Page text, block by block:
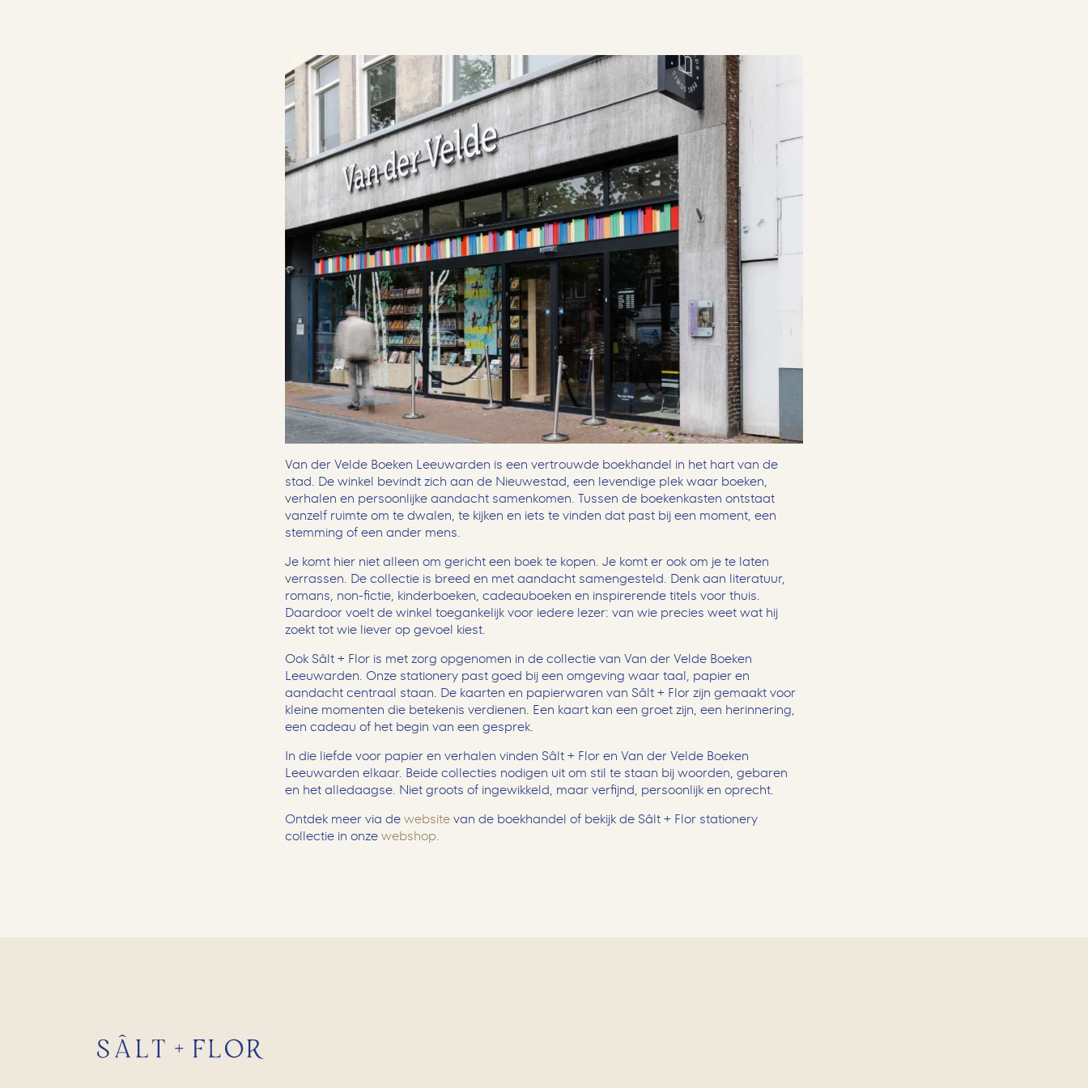
Van der Velde Boeken Leeuwarden is een vertrouwde boekhandel in het hart van de
stad. De winkel bevindt zich aan de Nieuwestad, een levendige plek waar boeken,
verhalen en persoonlijke aandacht samenkomen. Tussen de boekenkasten ontstaat
vanzelf ruimte om te dwalen, te kijken en iets te vinden dat past bij een moment, een
stemming of een ander mens.
Je komt hier niet alleen om gericht een boek te kopen. Je komt er ook om je te laten
verrassen. De collectie is breed en met aandacht samengesteld. Denk aan literatuur,
romans, non-fictie, kinderboeken, cadeauboeken en inspirerende titels voor thuis.
Daardoor voelt de winkel toegankelijk voor iedere lezer: van wie precies weet wat hij
zoekt tot wie liever op gevoel kiest.
Ook Sâlt + Flor is met zorg opgenomen in de collectie van Van der Velde Boeken
Leeuwarden. Onze stationery past goed bij een omgeving waar taal, papier en
aandacht centraal staan. De kaarten en papierwaren van Sâlt + Flor zijn gemaakt voor
kleine momenten die betekenis verdienen. Een kaart kan een groet zijn, een herinnering,
een cadeau of het begin van een gesprek.
In die liefde voor papier en verhalen vinden Sâlt + Flor en Van der Velde Boeken
Leeuwarden elkaar. Beide collecties nodigen uit om stil te staan bij woorden, gebaren
en het alledaagse. Niet groots of ingewikkeld, maar verfijnd, persoonlijk en oprecht.
Ontdek meer via de website van de boekhandel of bekijk de Sâlt + Flor stationery
collectie in onze webshop.